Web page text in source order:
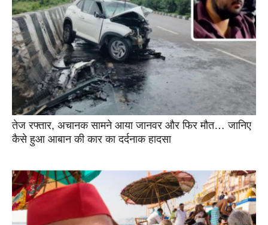
तेज रफ्तार, अचानक सामने आया जानवर और फिर मौत… जानिए
कैसे हुआ आबान की कार का दर्दनाक हादसा